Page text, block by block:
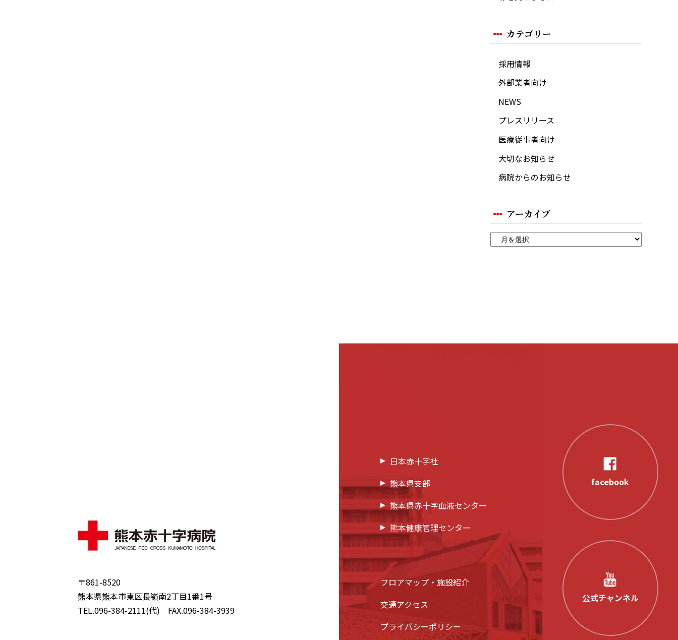
カテゴリー
採用情報
外部業者向け
NEWS
プレスリリース
医療従事者向け
大切なお知らせ
病院からのお知らせ
アーカイブ
〒861-8520
熊本県熊本市東区長嶺南2丁目1番1号
TEL.096-384-2111(代) FAX.096-384-3939
日本赤十字社
熊本県支部
熊本県赤十字血液センター
熊本健康管理センター
フロアマップ・施設紹介
交通アクセス
プライバシーポリシー
facebook
公式チャンネル